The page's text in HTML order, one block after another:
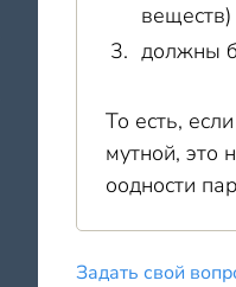
должны
То есть,
мутной, это
оодности
Задать свой